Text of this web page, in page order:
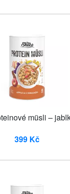
müsli –
399 Kč